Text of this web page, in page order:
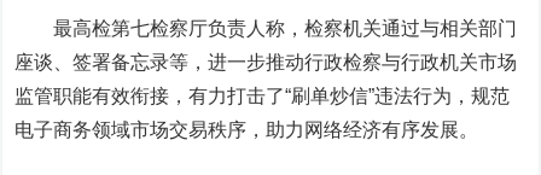
最高检第七检察厅负责人称，检察机关通过与相关部门
座谈、签署备忘录等，进一步推动行政检察与行政机关市场
监管职能有效衔接，有力打击了“刷单炒信”违法行为，规范
电子商务领域市场交易秩序，助力网络经济有序发展。